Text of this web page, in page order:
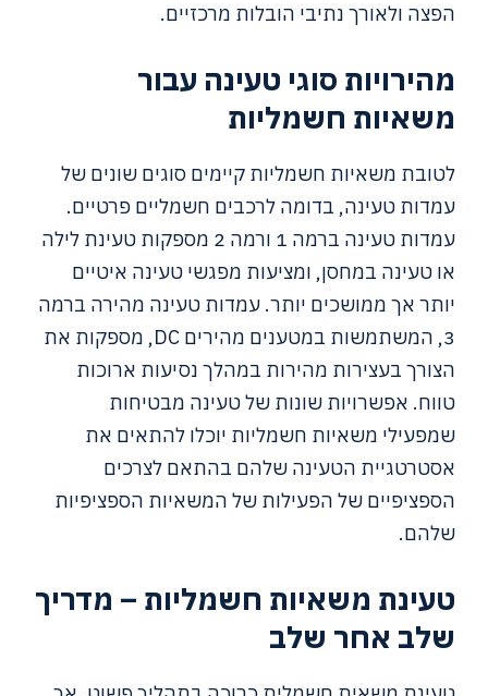
הפצה ולאורך נתיבי הובלות מרכזיים.
מהירויות סוגי טעינה עבור
משאיות חשמליות
לטובת משאיות חשמליות קיימים סוגים שונים של
עמדות טעינה, בדומה לרכבים חשמליים פרטיים.
עמדות טעינה ברמה 1 ורמה 2 מספקות טעינת לילה
או טעינה במחסן, ומציעות מפגשי טעינה איטיים
יותר אך ממושכים יותר. עמדות טעינה מהירה ברמה
3, המשתמשות במטענים מהירים DC, מספקות את
הצורך בעצירות מהירות במהלך נסיעות ארוכות
טווח. אפשרויות שונות של טעינה מבטיחות
שמפעילי משאיות חשמליות יוכלו להתאים את
אסטרטגיית הטעינה שלהם בהתאם לצרכים
הספציפיים של הפעילות של המשאיות הספציפיות
שלהם.
טעינת משאיות חשמליות – מדריך
שלב אחר שלב